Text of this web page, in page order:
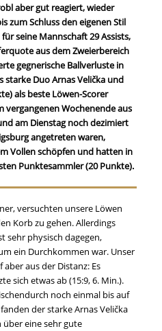
aber gut reagiert, wieder
zum Schluss den eigenen Stil
seine Mannschaft 29 Assists,
aus dem Zweierbereich
gegnerische Ballverluste in
starke Duo Arnas Velička und
als beste Löwen-Scorer
vergangenen Wochenende aus
am Dienstag noch dezimiert
angetreten waren,
Vollen schöpfen und hatten in
Punktesammler (20 Punkte).
versuchten unsere Löwen
Korb zu gehen. Allerdings
sehr physisch dagegen,
ein Durchkommen war. Unser
aus der Distanz: Es
sich etwas ab (15:9, 6. Min.).
noch einmal bis auf
der starke Arnas Velička
über eine sehr gute